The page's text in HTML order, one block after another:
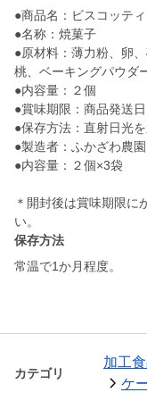
●商品名：ビスコッティ
●名称：焼菓子
●原材料：薄力粉、卵
桃、ベーキングパウダ
●内容量：２個
●賞味期限：商品発送
●保存方法：直射日光
●製造者：ふかざわ農
●内容量：２個×3袋
＊開封後は賞味期限に
い。
保存方法
常温で1か月程度。
カテゴリ
加工
ケ